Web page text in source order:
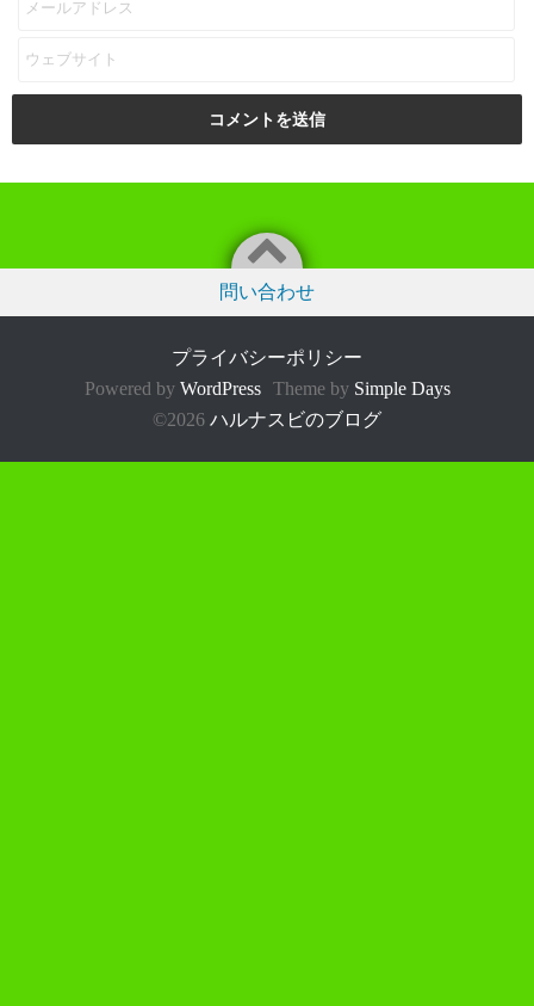
問い合わせ
プライバシーポリシー
Powered by WordPress Theme by Simple Days
©2026 ハルナスビのブログ